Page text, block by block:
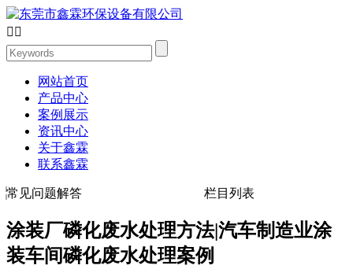
 
网站首页
产品中心
案例展示
资讯中心
关于鑫霖
联系鑫霖
常见问题解答 栏目列表
涂装厂磷化废水处理方法|汽车制造业涂
装车间磷化废水处理案例